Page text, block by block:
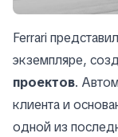
Ferrari
экземпляре,
проектов.
клиента и
одной из